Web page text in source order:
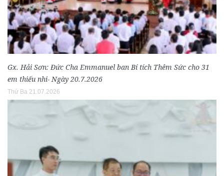
Gx. Hải Sơn: Đức Cha Emmanuel ban Bí tích Thêm Sức cho 31
em thiếu nhi- Ngày 20.7.2026
Thứ Ba 21.07.2026